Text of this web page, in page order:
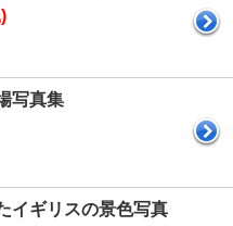
写真集
イギリスの景色写真